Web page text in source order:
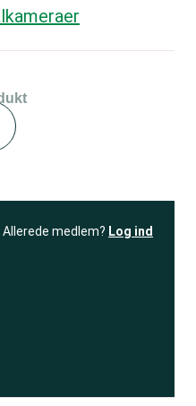
Allerede medlem? Log ind